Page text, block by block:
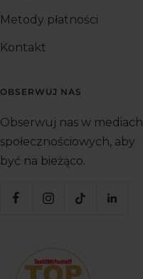
Metody płatności
Kontakt
OBSERWUJ NAS
Obserwuj nas w mediach
społecznościowych, aby
być na bieżąco.